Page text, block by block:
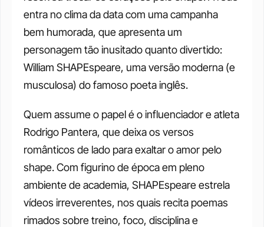
entra no clima da data com uma campanha
bem humorada, que apresenta um
personagem tão inusitado quanto divertido:
William SHAPEspeare, uma versão moderna (e
musculosa) do famoso poeta inglês.
Quem assume o papel é o influenciador e atleta
Rodrigo Pantera, que deixa os versos
românticos de lado para exaltar o amor pelo
shape. Com figurino de época em pleno
ambiente de academia, SHAPEspeare estrela
vídeos irreverentes, nos quais recita poemas
rimados sobre treino, foco, disciplina e